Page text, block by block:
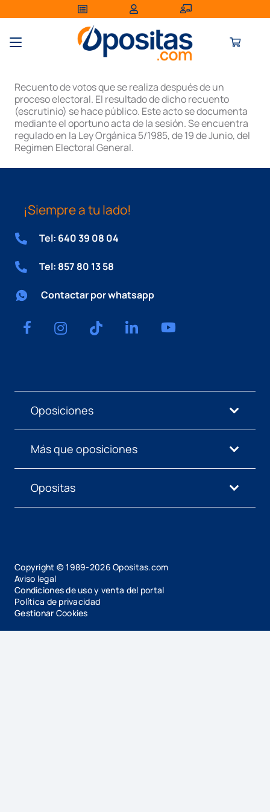
Recuento de votos que se realiza después de un
proceso electoral. El resultado de dicho recuento
(escrutinio) se hace público. Este acto se documenta
mediante el oportuno acta de la sesión. Se encuentra
regulado en la Ley Orgánica 5/1985, de 19 de Junio, del
Regimen Electoral General.
¡Siempre a tu lado!
Tel: 640 39 08 04
Tel: 857 80 13 58
Contactar por whatsapp
Oposiciones
Más que oposiciones
Opositas
Copyright © 1989-2026 Opositas.com
Aviso legal
Condiciones de uso y venta del portal
Política de privacidad
Gestionar Cookies